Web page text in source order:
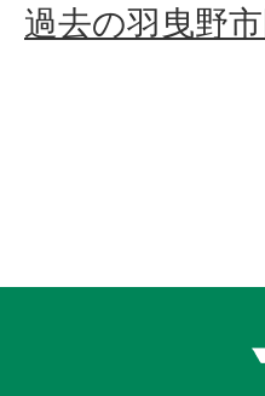
過去の羽曳野